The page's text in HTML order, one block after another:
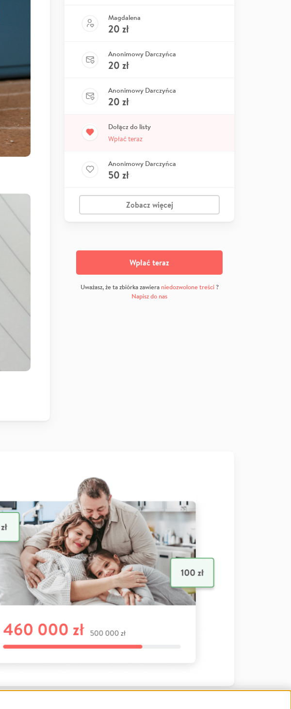
Magdalena
20 zł
Anonimowy Darczyńca
20 zł
Anonimowy Darczyńca
20 zł
Dołącz do listy
Wpłać teraz
Anonimowy Darczyńca
50 zł
Zobacz więcej
Wpłać teraz
Uważasz, że ta zbiórka zawiera niedozwolone treści?
Napisz do nas